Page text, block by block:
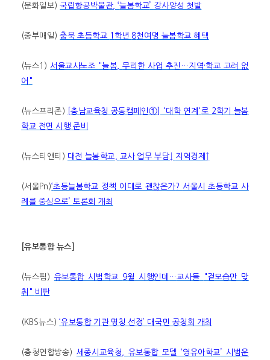
(문화일보)국립항공박물관, ‘늘봄학교’ 강사양성 첫발
(중부매일)충북 초등학교 1 학년 8천여명 늘봄학교 혜택
(뉴스 1) 서울교사노조 "늘봄 ,무리한 사업 추진 … 지역·학교 고려 없
어 "
(뉴스프리존) [충남교육청 공동캠페인 ① ] ' 대학 연계 ' 로 2학기 늘봄
학교 전면 시행 준비
(뉴스티앤티 ) 대전 늘봄학교 교사 업무 부담 지역경제 ↑
(서울Pn)‘초등늘봄학교 정책 이대로 괜찮은가? 서울시 초등학교 사
례를 중심으로’ 토론회 개최
[유보통합 뉴스
(뉴스핌 ) 유보통합 시범학교 9월 시행인데 … 교사들 "겉모습만 맞
춰 " 비판
(KBS뉴스)‘유보통합 기관 명칭 선정’ 대국민 공청회 개최
(충청연합방송) 세종시교육청 유보통합 모델 ‘영유아학교’ 시범운